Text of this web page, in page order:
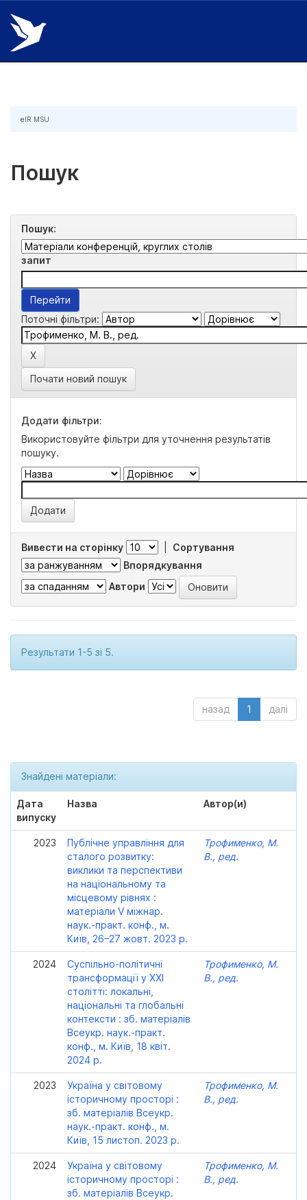
Skip
navigation
eIR MSU
Пошук
Пошук:
запит
Поточні фільтри:
Почати новий пошук
Додати фільтри:
Використовуйте фільтри для уточнення результатів
пошуку.
Вивести на сторінку
Сортування
Впорядкування
Автори
Результати 1-5 зі 5.
назад 1 далі
Знайдені матеріали:
Дата
випуску
Назва Автор(и)
2023
Публічне управління для
сталого розвитку:
виклики та перспективи
на національному та
місцевому рівнях :
матеріали V міжнар.
наук.-практ. конф., м.
Київ, 26–27 жовт. 2023 р.
Трофименко, М.
В., ред.
2024
Суспільно-політичні
трансформації у ХХІ
столітті: локальні,
національні та глобальні
контексти : зб. матеріалів
Всеукр. наук.-практ.
конф., м. Київ, 18 квіт.
2024 р.
Трофименко, М.
В., ред.
2023
Україна у світовому
історичному просторі :
зб. матеріалів Всеукр.
наук.-практ. конф., м.
Київ, 15 листоп. 2023 р.
Трофименко, М.
В., ред.
2024
Україна у світовому
історичному просторі :
зб. матеріалів Всеукр.
Трофименко, М.
В., ред.